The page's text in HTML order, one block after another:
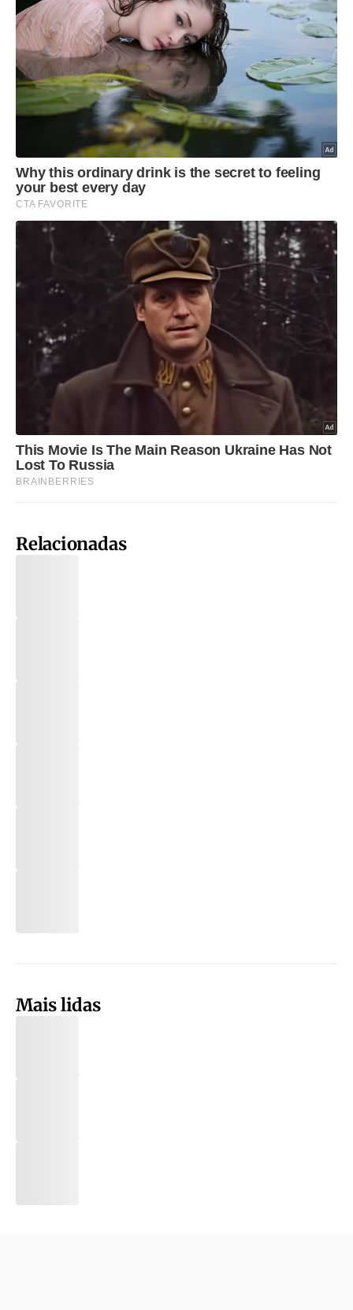
Relacionadas
Mais lidas